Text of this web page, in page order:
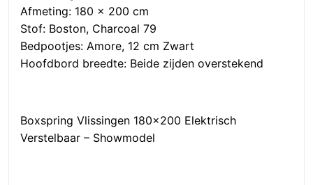
Afmeting: 180 x 200 cm
Stof: Boston, Charcoal 79
Bedpootjes: Amore, 12 cm Zwart
Hoofdbord breedte: Beide zijden overstekend
Boxspring Vlissingen 180×200 Elektrisch
Verstelbaar – Showmodel